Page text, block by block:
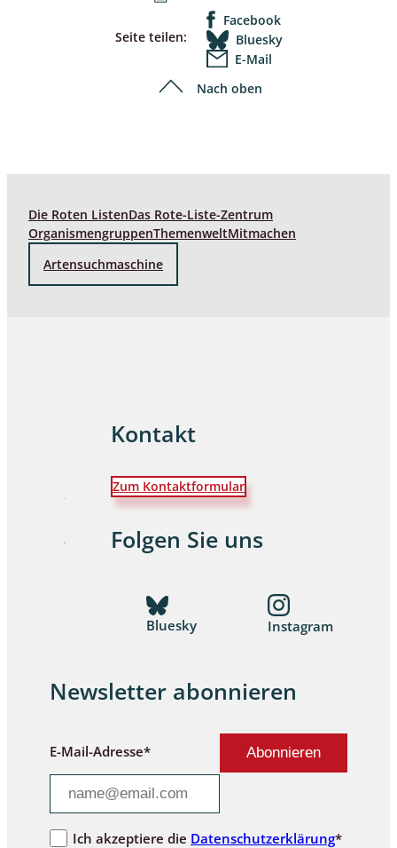
Seite teilen:
Facebook
Bluesky
E-Mail
Nach oben
Die Roten ListenDas Rote-Liste-Zentrum
OrganismengruppenThemenweltMitmachen
Artensuchmaschine
Kontakt
Zum Kontaktformular
Folgen Sie uns
Bluesky Instagram
Newsletter abonnieren
E-Mail-Adresse*
Ich akzeptiere die Datenschutzerklärung*